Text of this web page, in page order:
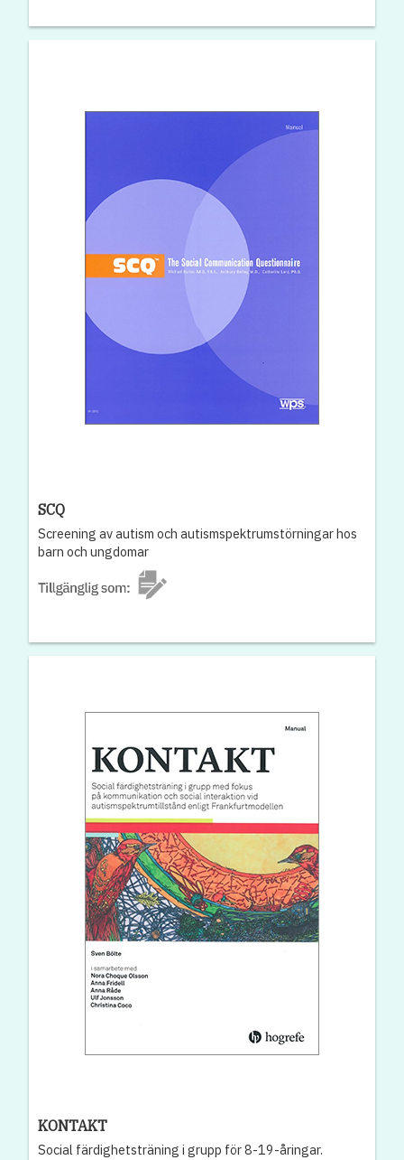
SCQ
Screening av autism och autismspektrumstörningar hos
barn och ungdomar
KONTAKT
Social färdighetsträning i grupp för 8-19-åringar.